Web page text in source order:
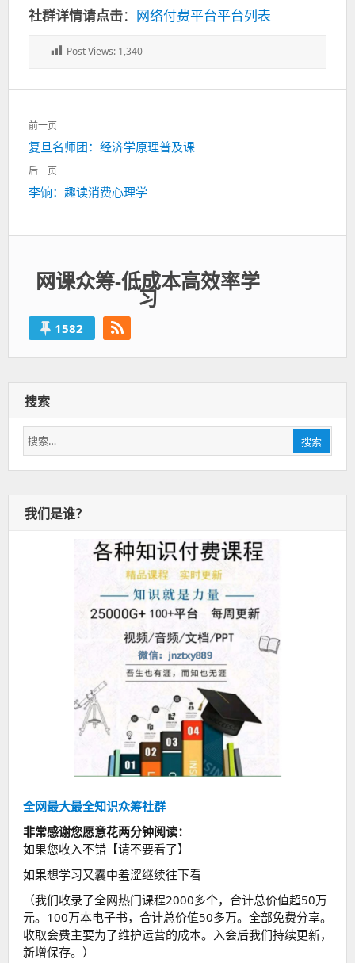
社群详情请点击： 网络付费平台平台列表
Post Views: 1,340
文
章
导
航
前一页
上
一
复旦名师团：经济学原理普及课
后一页
下
李饷：趣读消费心理学
网课众筹-低成本高效率学
习
1582
搜索
搜
索：
搜索
我们是谁？
全网最大最全知识众筹社群
非常感谢您愿意花两分钟阅读：
如果您收入不错【请不要看了】
如果想学习又囊中羞涩继续往下看
（我们收录了全网热门课程2000多个，合计总价值超50万
元。100万本电子书，合计总价值50多万。全部免费分享。
收取会费主要为了维护运营的成本。入会后我们持续更新，
新增保存。）